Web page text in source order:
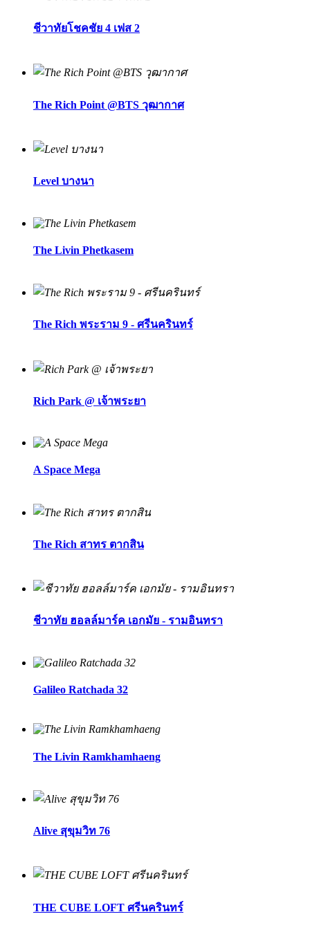
ชีวาทัยโชคชัย 4 เฟส 2
The Rich Point @BTS วุฒากาศ
Level บางนา
The Livin Phetkasem
The Rich พระราม 9 - ศรีนครินทร์
Rich Park @ เจ้าพระยา
A Space Mega
The Rich สาทร ตากสิน
ชีวาทัย ฮอลล์มาร์ค เอกมัย - รามอินทรา
Galileo Ratchada 32
The Livin Ramkhamhaeng
Alive สุขุมวิท 76
THE CUBE LOFT ศรีนครินทร์